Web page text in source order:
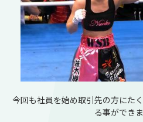
今回も社員を始め取引先の方にた
る事ができま